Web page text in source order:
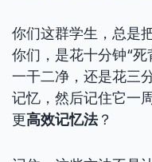
你们这群学生，总是
你们，是花十分钟“
一干二净，还是花三
记忆，然后记住它一
更高效记忆法？